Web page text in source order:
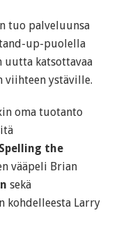
tuo palveluunsa
up-puolella
uutta katsottavaa
viihteen ystäville.
oma tuotanto
Spelling the
vääpeli Brian
sekä
kohdelleesta Larry